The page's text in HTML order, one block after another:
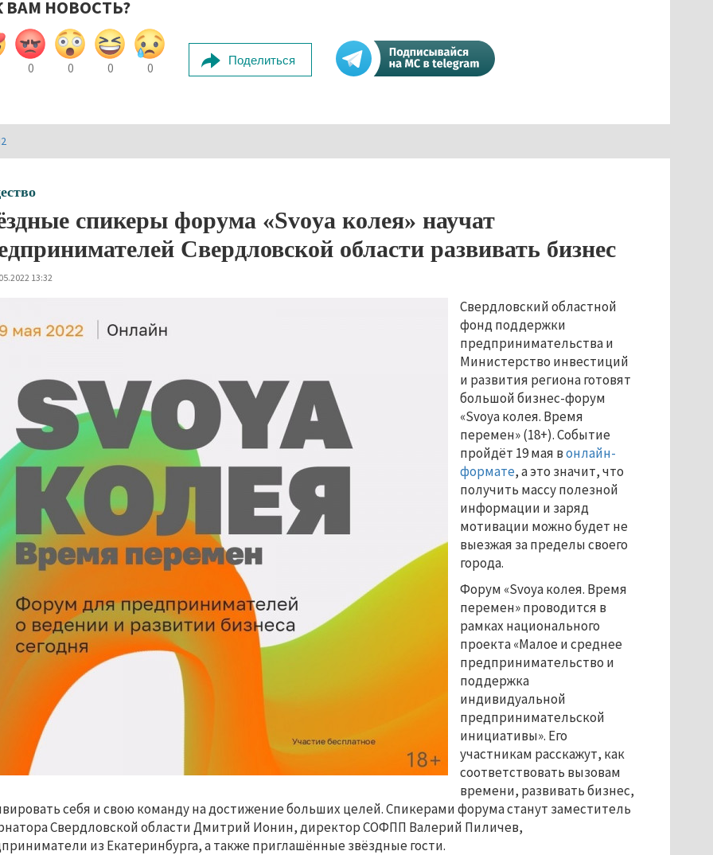
ВАМ НОВОСТЬ?
0 0 0 0
Поделиться
спикеры форума «Svoya колея» научат
Свердловской области развивать бизнес
13:32
Свердловский областной
фонд поддержки
предпринимательства и
Министерство инвестиций
и развития региона готовят
большой бизнес-форум
«Svoya колея. Время
перемен» (18+). Событие
пройдёт 19 мая вонлайн-
формате, а это значит, что
получить массу полезной
информации и заряд
мотивации можно будет не
выезжая за пределы своего
города.
Форум «Svoya колея. Время
перемен» проводится в
рамках национального
проекта «Малое и среднее
предпринимательство и
поддержка
индивидуальной
предпринимательской
инициативы». Его
участникам расскажут, как
соответствовать вызовам
времени, развивать бизнес,
себя и свою команду на достижение больших целей. Спикерами форума станут заместитель
Свердловской области Дмитрий Ионин, директор СОФПП Валерий Пиличев,
из Екатеринбурга, а также приглашённые звёздные гости.